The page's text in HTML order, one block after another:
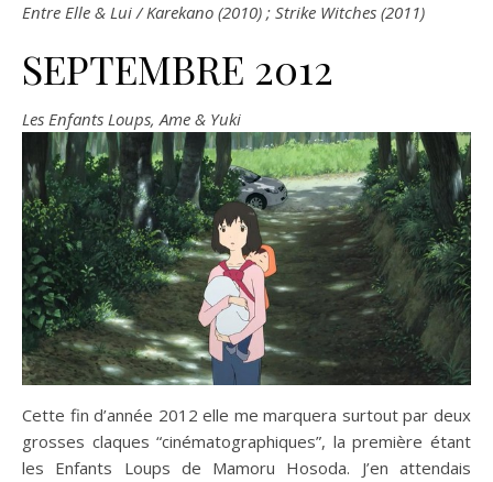
Entre Elle & Lui / Karekano (2010) ; Strike Witches (2011)
SEPTEMBRE 2012
Les Enfants Loups, Ame & Yuki
Cette fin d’année 2012 elle me marquera surtout par deux
grosses claques “cinématographiques”, la première étant
les Enfants Loups de Mamoru Hosoda. J’en attendais